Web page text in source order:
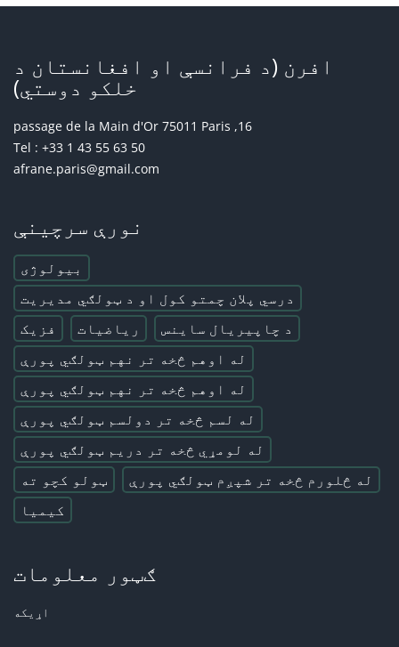
افرن (د فرانسې او افغانستان د
خلکو دوستي)
16, passage de la Main d'Or 75011 Paris
Tel : +33 1 43 55 63 50
afrane.paris@gmail.com
نورې سرچینې
بیولوژی
درسي پلان چمتو کول او د ټولګي مدیریت
د چاپیریال ساینس
ریاضیات
فزیک
له اوهم څخه تر نهم ټولګي پورې
له اوهم څخه تر نهم ټولګي پورې
له لسم څخه تر دولسم ټولګي پورې
له لومړي څخه تر دریم ټولګي پورې
له څلورم څخه تر شپږم ټولګي پورې
ټولو کچو ته
کیمیا
ګټور معلومات
اړیکه